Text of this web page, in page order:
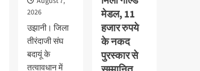
2026
उझानी। जिला
तीरंदाजी संघ
बदायूं के
तत्वावधान में
मेडल, 11
हजार रुपये
के नकद
पुरस्कार से